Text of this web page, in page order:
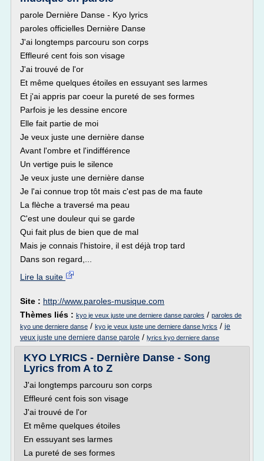
parole Dernière Danse - Kyo lyrics
paroles officielles Dernière Danse
J'ai longtemps parcouru son corps
Effleuré cent fois son visage
J'ai trouvé de l'or
Et même quelques étoiles en essuyant ses larmes
Et j'ai appris par coeur la pureté de ses formes
Parfois je les dessine encore
Elle fait partie de moi
Je veux juste une dernière danse
Avant l'ombre et l'indifférence
Un vertige puis le silence
Je veux juste une dernière danse
Je l'ai connue trop tôt mais c'est pas de ma faute
La flèche a traversé ma peau
C'est une douleur qui se garde
Qui fait plus de bien que de mal
Mais je connais l'histoire, il est déjà trop tard
Dans son regard,...
Lire la suite
Site : http://www.paroles-musique.com
Thèmes liés : kyo je veux juste une derniere danse paroles / paroles de
kyo une derniere danse / kyo je veux juste une derniere danse lyrics / je
veux juste une derniere danse parole / lyrics kyo derniere danse
KYO LYRICS - Dernière Danse - Song
Lyrics from A to Z
J'ai longtemps parcouru son corps
Effleuré cent fois son visage
J'ai trouvé de l'or
Et même quelques étoiles
En essuyant ses larmes
La pureté de ses formes